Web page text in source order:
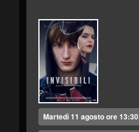
Martedì 11 agosto ore 13:30